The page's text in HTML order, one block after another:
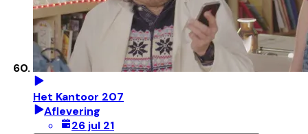
Het Kantoor 207
Aflevering
26 jul 21